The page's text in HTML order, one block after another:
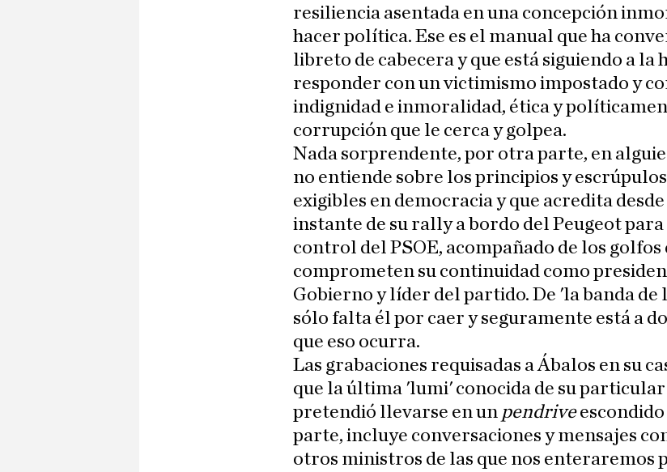
resiliencia asentada en una concepción
hacer política. Ese es el manual que ha
libreto de cabecera y que está siguiendo a la
responder con un victimismo impostado y
indignidad e inmoralidad, ética y
corrupción que le cerca y golpea.
Nada sorprendente, por otra parte, en
no entiende sobre los principios y
exigibles en democracia y que acredita
instante de su rally a bordo del Peugeot para
control del PSOE, acompañado de los golfos
comprometen su continuidad como
Gobierno y líder del partido. De 'la banda de
sólo falta él por caer y seguramente está a
que eso ocurra.
Las grabaciones requisadas a Ábalos en su
que la última 'lumi' conocida de su
pretendió llevarse en un pendriveescondido
parte, incluye conversaciones y mensajes
otros ministros de las que nos enteraremos